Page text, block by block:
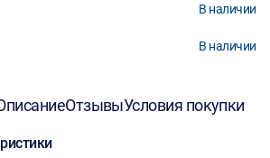
В наличии
В наличии
ОтзывыУсловия покупки